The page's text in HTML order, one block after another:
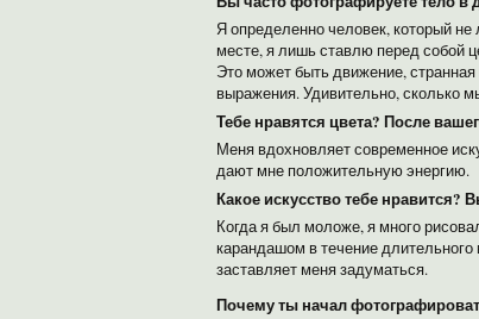
Я определенно человек, который
месте, я лишь ставлю перед собой
Это может быть движение,
выражения. Удивительно,
Тебе нравятся цвета? После
Меня вдохновляет современное
дают мне положительную энергию.
Какое искусство тебе нравится?
Когда я был моложе, я много
карандашом в течение
заставляет меня задуматься.
Почему ты начал